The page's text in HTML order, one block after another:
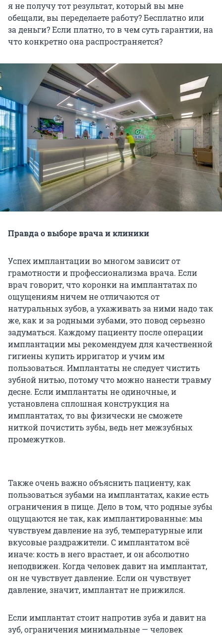
я не получу тот результат, который вы мне
обещали, вы переделаете работу? Бесплатно или
за деньги? Если платно, то в чем суть гарантии, на
что конкретно она распространяется?
Правда о выборе врача и клиники
Успех имплантации во многом зависит от
грамотности и профессионализма врача. Если
врач говорит, что коронки на имплантатах по
ощущениям ничем не отличаются от
натуральных зубов, а ухаживать за ними надо так
же, как и за родными зубами, это повод серьезно
задуматься. Каждому пациенту после операции
имплантации мы рекомендуем для качественной
гигиены купить ирригатор и учим им
пользоваться. Имплантаты не следует чистить
зубной нитью, потому что можно нанести травму
десне. Если имплантаты не одиночные, и
установлена сплошная конструкция на
имплантатах, то вы физически не сможете
ниткой почистить зубы, ведь нет межзубных
промежутков.
Также очень важно объяснить пациенту, как
пользоваться зубами на имплантатах, какие есть
ограничения в пище. Дело в том, что родные зубы
ощущаются не так, как имплантированные: мы
чувствуем давление на зуб, температурные или
вкусовые раздражители. С имплантатом всё
иначе: кость в него врастает, и он абсолютно
неподвижен. Когда человек давит на имплантат,
он не чувствует давление. Если он чувствует
давление, значит, имплантат не прижился.
Если имплантат стоит напротив зуба и давит на
зуб, ограничения минимальные — человек